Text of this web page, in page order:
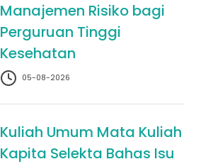
Manajemen Risiko bagi
Perguruan Tinggi
Kesehatan
05-08-2026
Kuliah Umum Mata Kuliah
Kapita Selekta Bahas Isu